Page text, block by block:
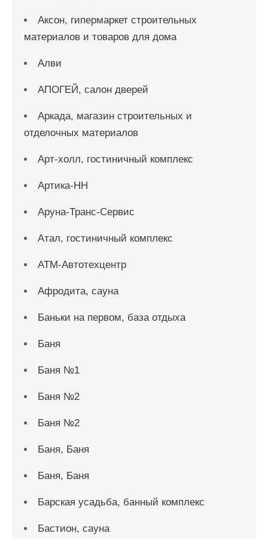
Аксон, гипермаркет строительных
материалов и товаров для дома
Алви
АПОГЕЙ, салон дверей
Аркада, магазин строительных и
отделочных материалов
Арт-холл, гостиничный комплекс
Артика-НН
Аруна-Транс-Сервис
Атал, гостиничный комплекс
АТМ-Автотехцентр
Афродита, сауна
Баньки на первом, база отдыха
Баня
Баня №1
Баня №2
Баня №2
Баня, Баня
Баня, Баня
Барская усадьба, банный комплекс
Бастион, сауна